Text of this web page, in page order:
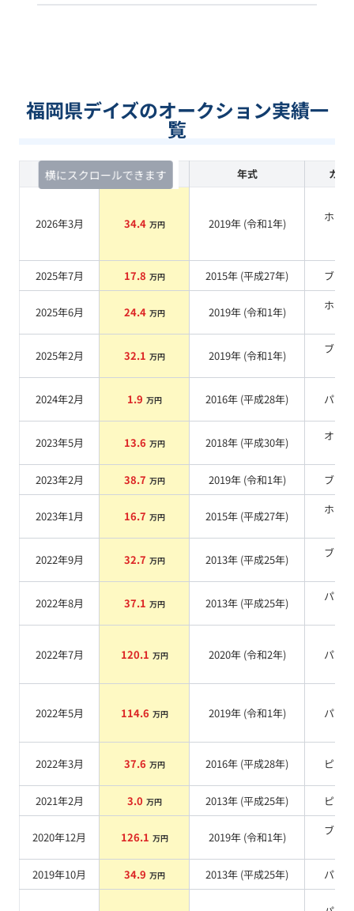
福岡県デイズのオークション実績一
覧
横にスクロールできます
査定時期 セルカ実績 年式 カラ
2026年3月 34.4 万円 2019年 (令和1年)
ホワ
2025年7月 17.8 万円 2015年 (平成27年) ブルー
2025年6月 24.4 万円 2019年 (令和1年)
ホワ
2025年2月 32.1 万円 2019年 (令和1年)
ブラ
2024年2月 1.9 万円 2016年 (平成28年) パール
2023年5月 13.6 万円 2018年 (平成30年)
オレ
2023年2月
38.7 万円 2019年 (令和1年) ブルー
2023年1月 16.7 万円 2015年 (平成27年)
ホワ
2022年9月 32.7 万円 2013年 (平成25年)
ブラ
2022年8月 37.1 万円 2013年 (平成25年)
パー
2022年7月 120.1 万円 2020年 (令和2年) パール
2022年5月 114.6 万円 2019年 (令和1年) パール
2022年3月 37.6 万円 2016年 (平成28年) ピンク
2021年2月 3.0 万円 2013年 (平成25年) ピンク
2020年12月 126.1 万円 2019年 (令和1年)
ブラ
2019年10月
34.9 万円 2013年 (平成25年) パール